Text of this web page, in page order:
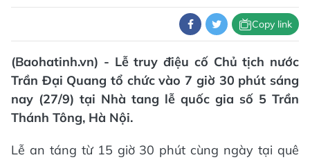
Copy link
(Baohatinh.vn) - Lễ truy điệu cố Chủ tịch nước
Trần Đại Quang tổ chức vào 7 giờ 30 phút sáng
nay (27/9) tại Nhà tang lễ quốc gia số 5 Trần
Thánh Tông, Hà Nội.
Lễ an táng từ 15 giờ 30 phút cùng ngày tại quê